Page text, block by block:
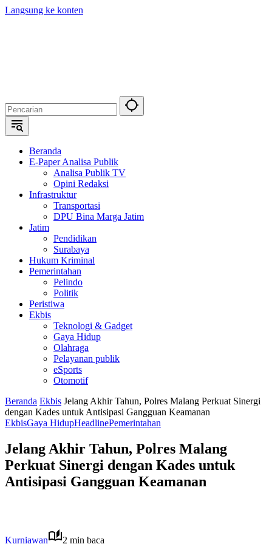
Langsung ke konten
Beranda
E-Paper Analisa Publik
Analisa Publik TV
Opini Redaksi
Infrastruktur
Transportasi
DPU Bina Marga Jatim
Jatim
Pendidikan
Surabaya
Hukum Kriminal
Pemerintahan
Pelindo
Politik
Peristiwa
Ekbis
Teknologi & Gadget
Gaya Hidup
Olahraga
Pelayanan publik
eSports
Otomotif
Beranda Ekbis Jelang Akhir Tahun, Polres Malang Perkuat Sinergi
dengan Kades untuk Antisipasi Gangguan Keamanan
EkbisGaya HidupHeadlinePemerintahan
Jelang Akhir Tahun, Polres Malang
Perkuat Sinergi dengan Kades untuk
Antisipasi Gangguan Keamanan
Kurniawan 2 min baca